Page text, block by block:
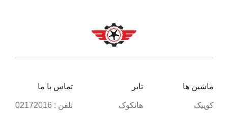
ماشین ها
کوییک
تایر
هانکوک
تماس با ما
تلفن : 02172016